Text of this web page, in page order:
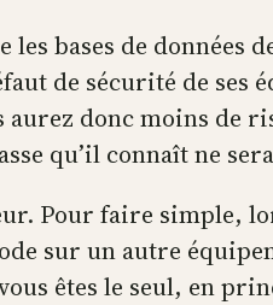
bases de données
de sécurité de ses
donc moins de
qu’il connaît ne
Pour faire simple,
sur un autre
êtes le seul, en